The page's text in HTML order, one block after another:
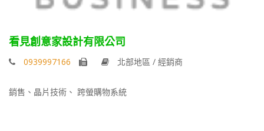
看見創意家設計有限公司
0939997166 北部地區 / 經銷商
銷售、晶片技術、 跨螢購物系統